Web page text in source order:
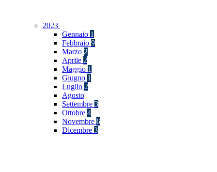
2023
Gennaio 1
Febbraio 9
Marzo 2
Aprile 2
Maggio 1
Giugno 1
Luglio 2
Agosto
Settembre 3
Ottobre 4
Novembre 6
Dicembre 3